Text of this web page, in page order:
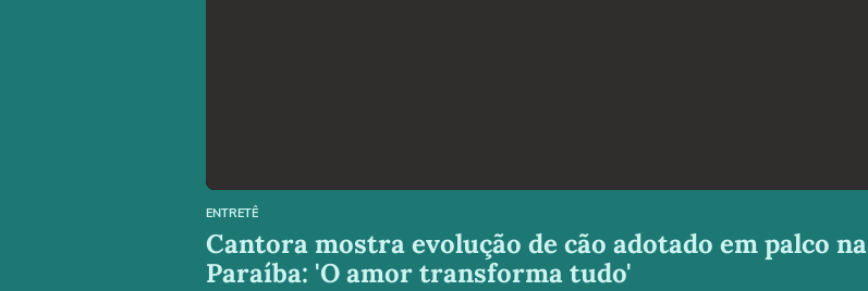
ENTRETÊ
Cantora mostra evolução de cão adotado em palco na
Paraíba: 'O amor transforma tudo'